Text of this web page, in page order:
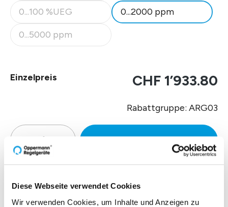
Diese Webseite verwendet Cookies
Wir verwenden Cookies, um Inhalte und Anzeigen zu
0...100 %UEG
(Diese Option ist zurzeit nicht verfügbar.)
0...2000 ppm
0...5000 ppm
(Diese Option ist zurzeit nicht verfügbar.)
Einzelpreis CHF 1’933.80
Rabattgruppe: ARG03
Zur Offertenanfrage
Produktbeschreibung